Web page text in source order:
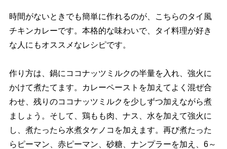
時間がないときでも簡単に作れるのが、こちらのタイ風
チキンカレーです。本格的な味わいで、タイ料理が好き
な人にもオススメなレシピです。
作り方は、鍋にココナッツミルクの半量を入れ、強火に
かけて煮たてます。カレーペーストを加えてよく混ぜ合
わせ、残りのココナッツミルクを少しずつ加えながら煮
ましょう。そして、鶏もも肉、ナス、水を加えて強火に
し、煮たったら水煮タケノコを加えます。再び煮たった
らピーマン、赤ピーマン、砂糖、ナンプラーを加え、6～